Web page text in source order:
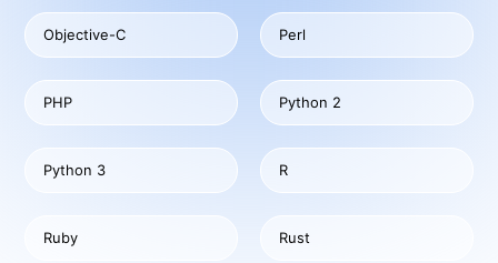
Objective-C Perl
PHP Python 2
Python 3 R
Ruby Rust